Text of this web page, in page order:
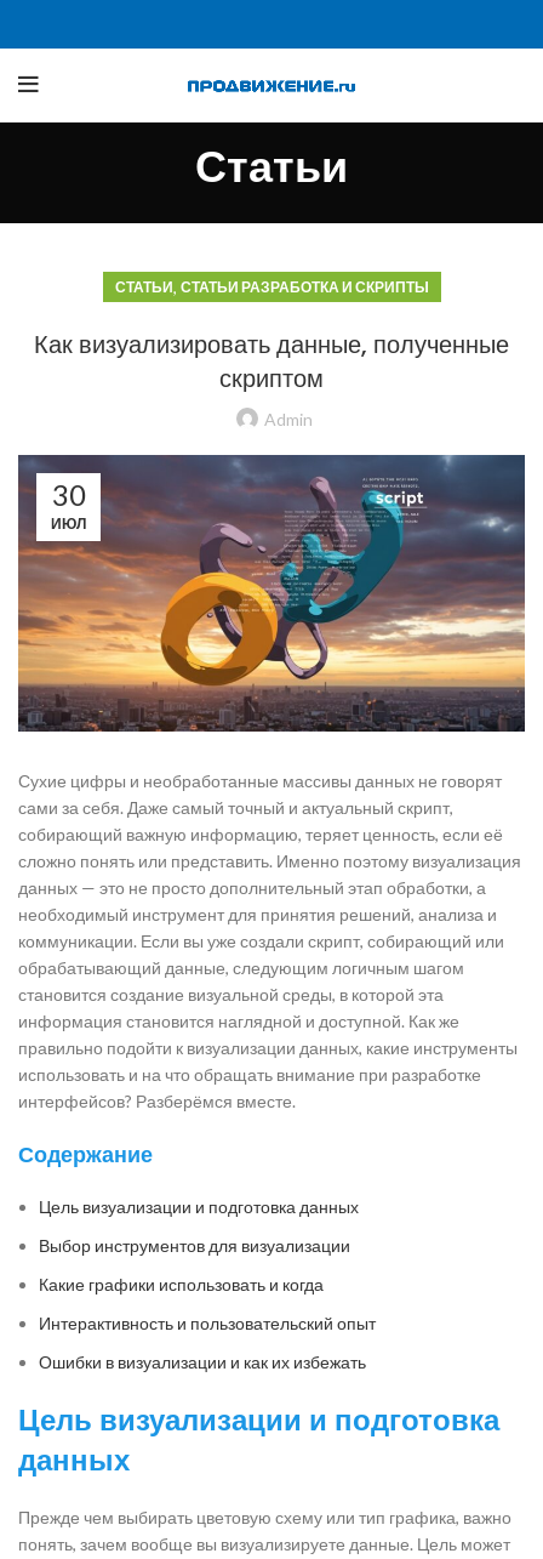
Статьи
СТАТЬИ, СТАТЬИ РАЗРАБОТКА И СКРИПТЫ
Как визуализировать данные, полученные
скриптом
Admin
30
ИЮЛ
Сухие цифры и необработанные массивы данных не говорят
сами за себя. Даже самый точный и актуальный скрипт,
собирающий важную информацию, теряет ценность, если её
сложно понять или представить. Именно поэтому визуализация
данных — это не просто дополнительный этап обработки, а
необходимый инструмент для принятия решений, анализа и
коммуникации. Если вы уже создали скрипт, собирающий или
обрабатывающий данные, следующим логичным шагом
становится создание визуальной среды, в которой эта
информация становится наглядной и доступной. Как же
правильно подойти к визуализации данных, какие инструменты
использовать и на что обращать внимание при разработке
интерфейсов? Разберёмся вместе.
Содержание
Цель визуализации и подготовка данных
Выбор инструментов для визуализации
Какие графики использовать и когда
Интерактивность и пользовательский опыт
Ошибки в визуализации и как их избежать
Цель визуализации и подготовка
данных
Прежде чем выбирать цветовую схему или тип графика, важно
понять, зачем вообще вы визуализируете данные. Цель может